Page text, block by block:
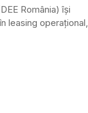
România) își
leasing operațional,